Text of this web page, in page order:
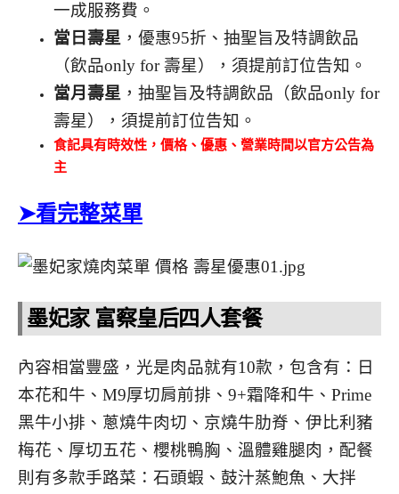
一成服務費。
當日壽星 ，優惠95折、抽聖旨及特調飲品
（飲品only for 壽星），須提前訂位告知。
當月壽星 ，抽聖旨及特調飲品（飲品only for
壽星），須提前訂位告知。
食記具有時效性， 價格、優惠、營業時間以官方公告為
主
➤看完整菜單
墨妃家 富察皇后四人套餐
內容相當豐盛，光是肉品就有10款，包含有：日
本花和牛、M9厚切肩前排、9+霜降和牛、Prime
黑牛小排、蔥燒牛肉切、京燒牛肋脊、伊比利豬
梅花、厚切五花、櫻桃鴨胸、溫體雞腿肉，配餐
則有多款手路菜：石頭蝦、鼓汁蒸鮑魚、大拌